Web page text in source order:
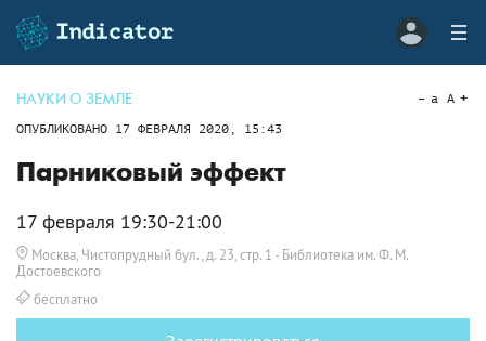
НАУКИ О ЗЕМЛЕ
ОПУБЛИКОВАНО 17 ФЕВРАЛЯ 2020, 15:43
a A
Парниковый эффект
17 февраля 19:30-21:00
Москва, Чистопрудный бул., д. 23, стр. 1 - Библиотека им. Ф. М.
Достоевского
бесплатно